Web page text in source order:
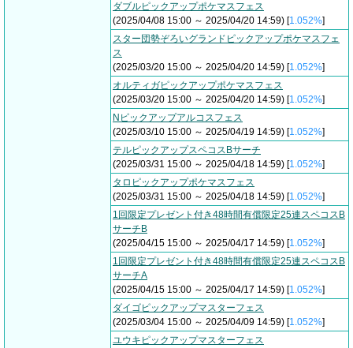
ダブルピックアップポケマスフェス
(2025/04/08 15:00 ～ 2025/04/20 14:59) [1.052%]
スター団勢ぞろいグランドピックアップポケマスフェ
ス
(2025/03/20 15:00 ～ 2025/04/20 14:59) [1.052%]
オルティガピックアップポケマスフェス
(2025/03/20 15:00 ～ 2025/04/20 14:59) [1.052%]
Nピックアップアルコスフェス
(2025/03/10 15:00 ～ 2025/04/19 14:59) [1.052%]
テルピックアップスペコスBサーチ
(2025/03/31 15:00 ～ 2025/04/18 14:59) [1.052%]
タロピックアップポケマスフェス
(2025/03/31 15:00 ～ 2025/04/18 14:59) [1.052%]
1回限定プレゼント付き48時間有償限定25連スペコスB
サーチB
(2025/04/15 15:00 ～ 2025/04/17 14:59) [1.052%]
1回限定プレゼント付き48時間有償限定25連スペコスB
サーチA
(2025/04/15 15:00 ～ 2025/04/17 14:59) [1.052%]
ダイゴピックアップマスターフェス
(2025/03/04 15:00 ～ 2025/04/09 14:59) [1.052%]
ユウキピックアップマスターフェス